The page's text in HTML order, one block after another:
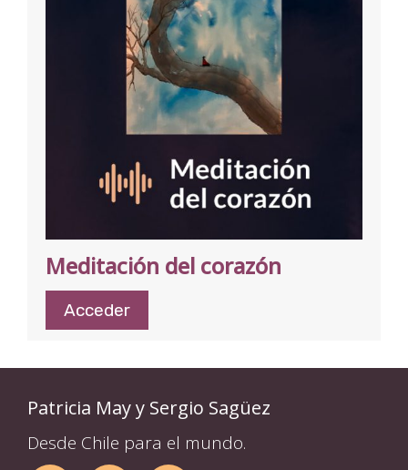
Meditación del corazón
Acceder
Patricia May y Sergio Sagüez
Desde Chile para el mundo.